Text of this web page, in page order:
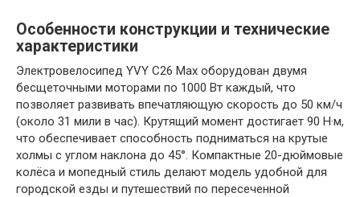
Особенности конструкции и технические
характеристики
Электровелосипед YVY C26 Max оборудован двумя
бесщеточными моторами по 1000 Вт каждый, что
позволяет развивать впечатляющую скорость до 50 км/ч
(около 31 мили в час). Крутящий момент достигает 90 Н·м,
что обеспечивает способность подниматься на крутые
холмы с углом наклона до 45°. Компактные 20-дюймовые
колёса и мопедный стиль делают модель удобной для
городской езды и путешествий по пересеченной